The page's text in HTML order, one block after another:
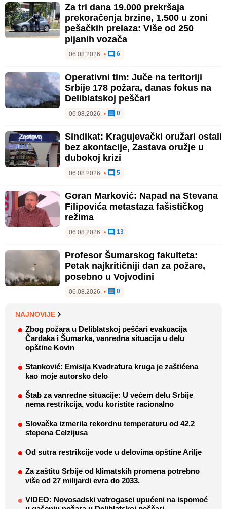
Za tri dana 19.000 prekršaja
prekoračenja brzine, 1.500 u zoni
pešačkih prelaza: Više od 250
pijanih vozača
06.08.2026. • 6
Operativni tim: Juče na teritoriji
Srbije 178 požara, danas fokus na
Deliblatskoj peščari
06.08.2026. • 0
Sindikat: Kragujevački oružari ostali
bez akontacije, Zastava oružje u
dubokoj krizi
06.08.2026. • 5
Goran Marković: Napad na Stevana
Filipovića metastaza fašističkog
režima
06.08.2026. • 13
Profesor Šumarskog fakulteta:
Petak najkritičniji dan za požare,
posebno u Vojvodini
06.08.2026. • 0
NAJNOVIJE
Zbog požara u Deliblatskoj peščari evakuacija
Čardaka i Šumarka, vanredna situacija u delu
opštine Kovin
Stanković: Emisija Kvadratura kruga je zaštićena
kao moje autorsko delo
Štab za vanredne situacije: U većem delu Srbije
nema restrikcija, vodu koristite racionalno
Slovačka izmerila rekordnu temperaturu od 42,2
stepena Celzijusa
Od sutra restrikcije vode u delovima opštine Arilje
Za zaštitu Srbije od klimatskih promena potrebno
više od 27 milijardi evra do 2033.
VIDEO: Novosadski vatrogasci upućeni na ispomoć